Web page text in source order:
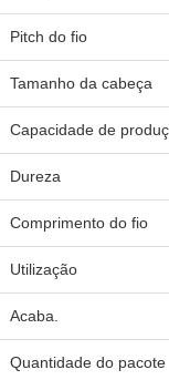
Pitch do fio
Tamanho da cabeça
Capacidade de
Dureza
Comprimento do fio
Utilização
Acaba.
Quantidade do pacote